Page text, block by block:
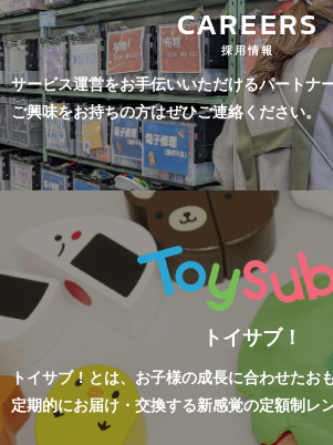
CAREERS
採用情報
サービス運営をお手伝いいただけるパートナ
ご興味をお持ちの方はぜひご連絡ください。
トイサブ！
トイサブ！とは、お子様の成長に合わせたお
定期的にお届け・交換する新感覚の定額制レ